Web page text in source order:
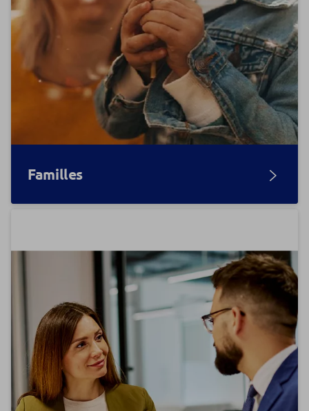
Familles